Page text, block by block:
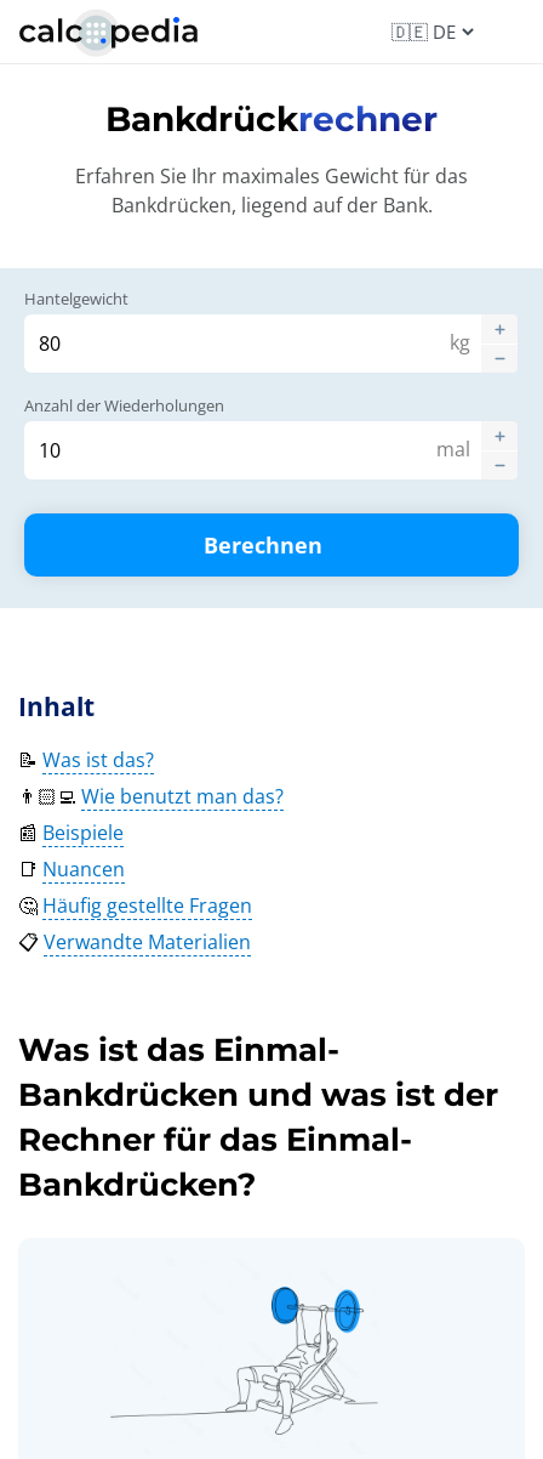
Bankdrückrechner
Erfahren Sie Ihr maximales Gewicht für das
Bankdrücken, liegend auf der Bank.
Hantelgewicht
kg
Anzahl der Wiederholungen
mal
Berechnen
Inhalt
📝 Was ist das?
👨🏻‍💻 Wie benutzt man das?
📰 Beispiele
📑 Nuancen
🤔 Häufig gestellte Fragen
📋Verwandte Materialien
Was ist das Einmal-
Bankdrücken und was ist der
Rechner für das Einmal-
Bankdrücken?